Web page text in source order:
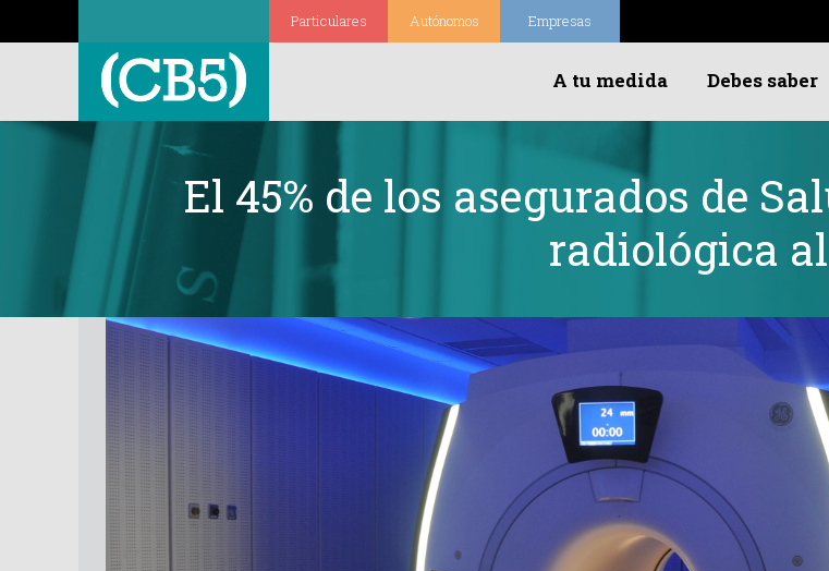
Particulares Autónomos Empresas
A tu medida Debes saber
El 45% de los asegurados de
radiológica